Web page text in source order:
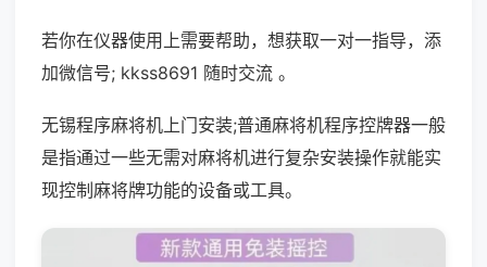
若你在仪器使用上需要帮助，想获取一对一指导，添
加微信号; kkss8691 随时交流 。
无锡程序麻将机上门安装;普通麻将机程序控牌器一般
是指通过一些无需对麻将机进行复杂安装操作就能实
现控制麻将牌功能的设备或工具。